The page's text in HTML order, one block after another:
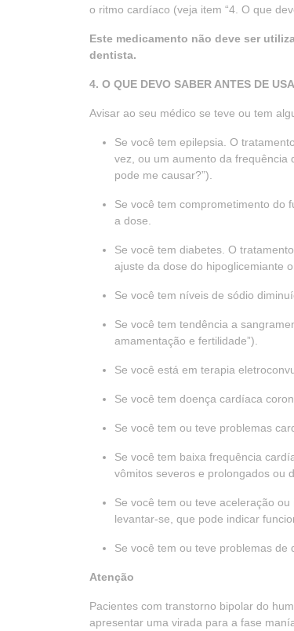
o ritmo cardíaco (veja item “4. O que
Este medicamento não deve ser
dentista.
4. O QUE DEVO SABER ANTES DE
Avisar ao seu médico se teve ou tem
Se você tem epilepsia. O
vez, ou um aumento da frequência
pode me causar?”).
Se você tem comprometimento do
a dose.
Se você tem diabetes. O
ajuste da dose do hipoglicemiante
Se você tem níveis de sódio
Se você tem tendência a
amamentação e fertilidade”).
Se você está em terapia
Se você tem doença cardíaca
Se você tem ou teve problemas
Se você tem baixa frequência
vômitos severos e prolongados ou
Se você tem ou teve aceleração
levantar-se, que pode indicar
Se você tem ou teve problemas de
Atenção
Pacientes com transtorno bipolar do
apresentar uma virada para a fase